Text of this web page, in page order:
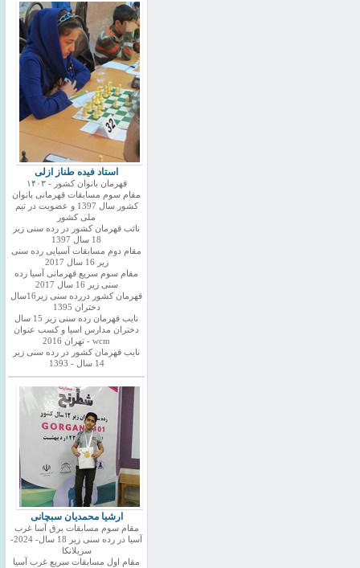
استاد فیده طناز ازلی
قهرمان بانوان کشور - ۱۴۰۳
مقام سوم مسابقات قهرمانی بانوان
کشور سال 1397 و عضویت در تیم
ملی کشور
نائب قهرمان کشور در رده سنی زیر
18 سال 1397
مقام دوم مسابقات آسیایی رده سنی
زیر 16 سال 2017
مقام سوم سریع قهرمانی آسیا رده
سنی زیر 16 سال 2017
قهرمان کشور دررده سنی زیر16سال
دختران 1395
نایب قهرمان رده سنی زیر 15 سال
دختران مدارس اسیا و کسب عنوان
wcm - تهران 2016
نایب قهرمان کشور در رده سنی زیر
14 سال - 1393
ارشیا محمدیان سبچانی
مقام سوم مسابقات برق آسا غرب
آسیا در رده سنی زیر 18 سال- 2024-
سریلانکا
مقام اول مسابقات سریع غرب آسیا